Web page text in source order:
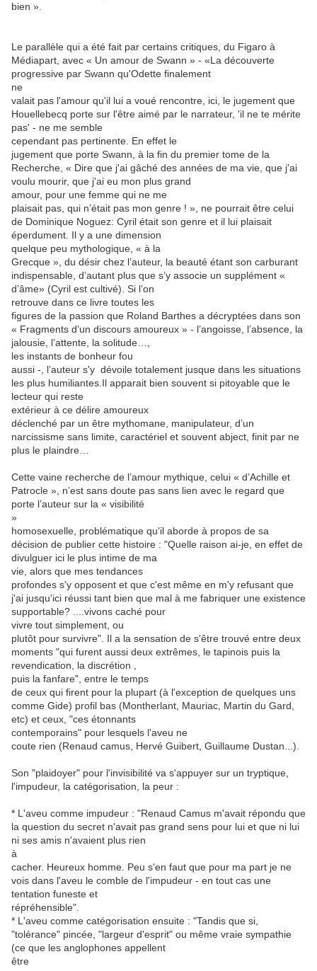
bien ».
Le parallèle qui a été fait par certains critiques, du Figaro à
Médiapart, avec « Un amour de Swann » - «La découverte
progressive par Swann qu'Odette finalement
ne
valait pas l'amour qu'il lui a voué rencontre, ici, le jugement que
Houellebecq porte sur l'être aimé par le narrateur, 'il ne te mérite
pas' - ne me semble
cependant pas pertinente. En effet le
jugement que porte Swann, à la fin du premier tome de la
Recherche, « Dire que j'ai gâché des années de ma vie, que j'ai
voulu mourir, que j'ai eu mon plus grand
amour, pour une femme qui ne me
plaisait pas, qui n’était pas mon genre ! », ne pourrait être celui
de Dominique Noguez: Cyril était son genre et il lui plaisait
éperdument. Il y a une dimension
quelque peu mythologique, « à la
Grecque », du désir chez l’auteur, la beauté étant son carburant
indispensable, d’autant plus que s’y associe un supplément «
d’âme» (Cyril est cultivé). Si l’on
retrouve dans ce livre toutes les
figures de la passion que Roland Barthes a décryptées dans son
« Fragments d’un discours amoureux » - l’angoisse, l’absence, la
jalousie, l’attente, la solitude…,
les instants de bonheur fou
aussi -, l’auteur s'y dévoile totalement jusque dans les situations
les plus humiliantes.Il apparait bien souvent si pitoyable que le
lecteur qui reste
extérieur à ce délire amoureux
déclenché par un être mythomane, manipulateur, d’un
narcissisme sans limite, caractériel et souvent abject, finit par ne
plus le plaindre…
Cette vaine recherche de l’amour mythique, celui « d’Achille et
Patrocle », n’est sans doute pas sans lien avec le regard que
porte l’auteur sur la « visibilité
»
homosexuelle, problématique qu'il aborde à propos de sa
décision de publier cette histoire : "Quelle raison ai-je, en effet de
divulguer ici le plus intime de ma
vie, alors que mes tendances
profondes s'y opposent et que c'est même en m'y refusant que
j'ai jusqu'ici réussi tant bien que mal à me fabriquer une existence
supportable? ....vivons caché pour
vivre tout simplement, ou
plutôt pour survivre". Il a la sensation de s'être trouvé entre deux
moments "qui furent aussi deux extrêmes, le tapinois puis la
revendication, la discrétion ,
puis la fanfare", entre le temps
de ceux qui firent pour la plupart (à l'exception de quelques uns
comme Gide) profil bas (Montherlant, Mauriac, Martin du Gard,
etc) et ceux, "ces étonnants
contemporains" pour lesquels l'aveu ne
coute rien (Renaud camus, Hervé Guibert, Guillaume Dustan...).
Son "plaidoyer" pour l'invisibilité va s'appuyer sur un tryptique,
l'impudeur, la catégorisation, la peur :
* L'aveu comme impudeur : "Renaud Camus m'avait répondu que
la question du secret n'avait pas grand sens pour lui et que ni lui
ni ses amis n'avaient plus rien
à
cacher. Heureux homme. Peu s'en faut que pour ma part je ne
vois dans l'aveu le comble de l'impudeur - en tout cas une
tentation funeste et
répréhensible".
* L'aveu comme catégorisation ensuite : "Tandis que si,
"tolérance" pincée, "largeur d'esprit" ou même vraie sympathie
(ce que les anglophones appellent
être